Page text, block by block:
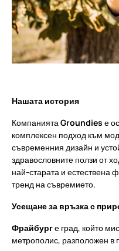
Нашата история
Компанията Groundies е
комплексен подход към
съвременния дизайн и
здравословните ползи от
най-старата и естествена
тренд на съвремието.
Усещане за връзка с
Фрайбурге град, който
метрополис, разположен в